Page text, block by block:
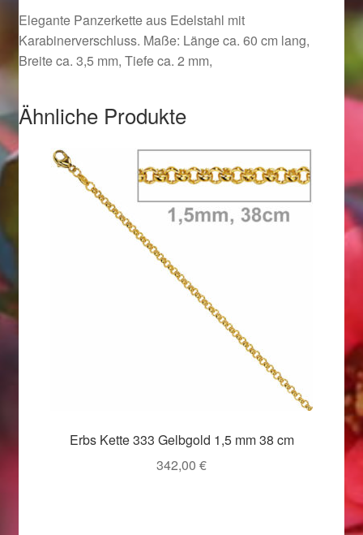
Ostergeschenke finden für Ostern 2015
Ostergeschenke finden für Ostern 2016
Ostergeschenke finden für Ostern 2017
Ostergeschenke finden für Ostern 2018
Ostergeschenke finden für Ostern 2019
Ostergeschenke finden für Ostern 2020
Ostergeschenke finden für Ostern 2021
Ostergeschenke finden für Ostern 2022
Startseite
Elegante Panzerkette aus Edelstahl mit
Karabinerverschluss. Maße: Länge ca. 60 cm lang,
Breite ca. 3,5 mm, Tiefe ca. 2 mm,
Ähnliche Produkte
Erbs Kette 333 Gelbgold 1,5 mm 38 cm
342,00 €